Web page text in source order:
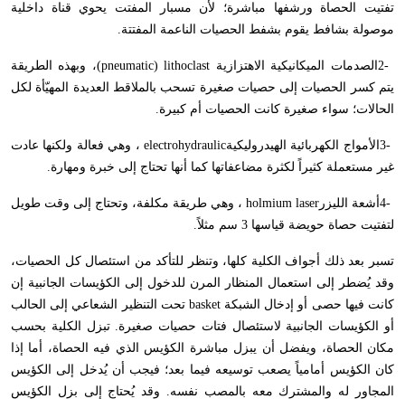
تفتيت الحصاة ورشفها مباشرة؛ لأن مسبار المفتت يحوي قناة داخلية
موصولة بشافط يقوم بشفط الحصيات الناعمة المفتتة.
2- الصدمات الميكانيكية الاهتزازية (pneumatic) lithoclast، وبهذه الطريقة
يتم كسر الحصيات إلى حصيات صغيرة تسحب بالملاقط العديدة المهيّأة لكل
الحالات؛ سواء صغيرة كانت الحصيات أم كبيرة.
3- الأمواج الكهربائية الهيدروليكيةelectrohydraulic ، وهي فعالة ولكنها عادت
غير مستعملة كثيراً لكثرة مضاعفاتها كما أنها تحتاج إلى خبرة ومهارة.
4- أشعة الليزر holmium laser ، وهي طريقة مكلفة، وتحتاج إلى وقت طويل
لتفتيت حصاة حويضة قياسها 3 سم مثلاً
.
تسبر بعد ذلك أجواف الكلية كلها، وتنظر للتأكد من استئصال كل الحصيات،
وقد يُضطر إلى استعمال المنظار المرن للدخول إلى الكؤيسات الجانبية إن
كانت فيها حصى أو إدخال الشبكة basketتحت التنظير الشعاعي إلى الحالب
أو الكؤيسات الجانبية لاستئصال فتات حصيات صغيرة. تبزل الكلية بحسب
مكان الحصاة، ويفضل أن يبزل مباشرة الكؤيس الذي فيه الحصاة، أما إذا
كان الكؤيس أمامياً يصعب توسيعه فيما بعد؛ فيجب أن يُدخل إلى الكؤيس
المجاور له والمشترك معه بالمصب نفسه. وقد يُحتاج إلى بزل الكؤيس